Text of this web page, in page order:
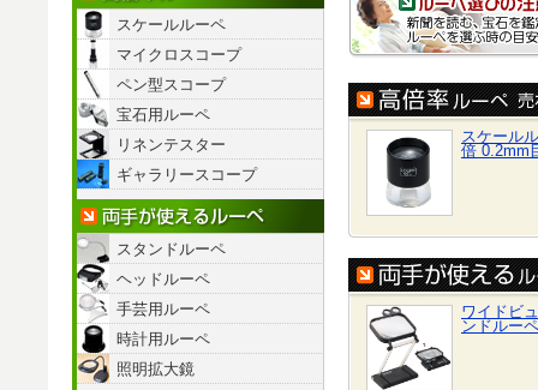
スケールルーペ
マイクロスコープ
ペン型スコープ
宝石用ルーペ
リネンテスター
ギャラリースコープ
両手が使えるルーペ
スタンドルーペ
ヘッドルーペ
手芸用ルーペ
時計用ルーペ
照明拡大鏡
スケール
倍 0.2mm
ワイドビ
ンドルーペ